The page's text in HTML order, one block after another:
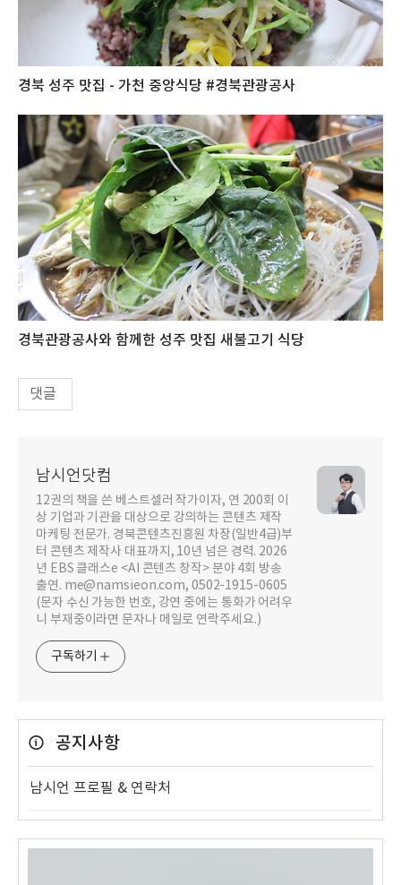
경북 성주 맛집 - 가천 중앙식당 #경북관광공사
경북관광공사와 함께한 성주 맛집 새불고기 식당
댓글
남시언닷컴
12권의 책을 쓴 베스트셀러 작가이자, 연 200회 이
상 기업과 기관을 대상으로 강의하는 콘텐츠 제작
마케팅 전문가. 경북콘텐츠진흥원 차장(일반4급)부
터 콘텐츠 제작사 대표까지, 10년 넘은 경력. 2026
년 EBS 클래스e <AI 콘텐츠 창작> 분야 4회 방송
출연. me@namsieon.com, 0502-1915-0605
(문자 수신 가능한 번호, 강연 중에는 통화가 어려우
니 부재중이라면 문자나 메일로 연락주세요.)
구독하기
공지사항
남시언 프로필 & 연락처